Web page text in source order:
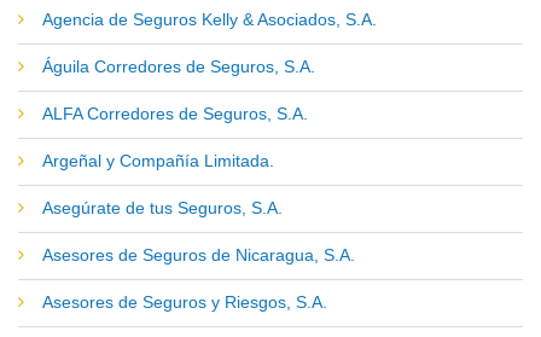
Agencia de Seguros Kelly & Asociados, S.A.
Águila Corredores de Seguros, S.A.
ALFA Corredores de Seguros, S.A.
Argeñal y Compañía Limitada.
Asegúrate de tus Seguros, S.A.
Asesores de Seguros de Nicaragua, S.A.
Asesores de Seguros y Riesgos, S.A.